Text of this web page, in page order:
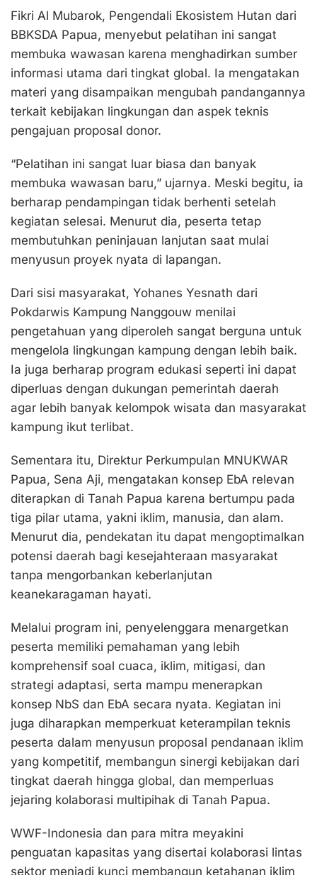
Fikri Al Mubarok, Pengendali Ekosistem Hutan dari
BBKSDA Papua, menyebut pelatihan ini sangat
membuka wawasan karena menghadirkan sumber
informasi utama dari tingkat global. Ia mengatakan
materi yang disampaikan mengubah pandangannya
terkait kebijakan lingkungan dan aspek teknis
pengajuan proposal donor.
“Pelatihan ini sangat luar biasa dan banyak
membuka wawasan baru,” ujarnya. Meski begitu, ia
berharap pendampingan tidak berhenti setelah
kegiatan selesai. Menurut dia, peserta tetap
membutuhkan peninjauan lanjutan saat mulai
menyusun proyek nyata di lapangan.
Dari sisi masyarakat, Yohanes Yesnath dari
Pokdarwis Kampung Nanggouw menilai
pengetahuan yang diperoleh sangat berguna untuk
mengelola lingkungan kampung dengan lebih baik.
Ia juga berharap program edukasi seperti ini dapat
diperluas dengan dukungan pemerintah daerah
agar lebih banyak kelompok wisata dan masyarakat
kampung ikut terlibat.
Sementara itu, Direktur Perkumpulan MNUKWAR
Papua, Sena Aji, mengatakan konsep EbA relevan
diterapkan di Tanah Papua karena bertumpu pada
tiga pilar utama, yakni iklim, manusia, dan alam.
Menurut dia, pendekatan itu dapat mengoptimalkan
potensi daerah bagi kesejahteraan masyarakat
tanpa mengorbankan keberlanjutan
keanekaragaman hayati.
Melalui program ini, penyelenggara menargetkan
peserta memiliki pemahaman yang lebih
komprehensif soal cuaca, iklim, mitigasi, dan
strategi adaptasi, serta mampu menerapkan
konsep NbS dan EbA secara nyata. Kegiatan ini
juga diharapkan memperkuat keterampilan teknis
peserta dalam menyusun proposal pendanaan iklim
yang kompetitif, membangun sinergi kebijakan dari
tingkat daerah hingga global, dan memperluas
jejaring kolaborasi multipihak di Tanah Papua.
WWF-Indonesia dan para mitra meyakini
penguatan kapasitas yang disertai kolaborasi lintas
sektor menjadi kunci membangun ketahanan iklim